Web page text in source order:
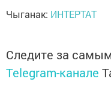
Чыганак: ИНТЕРТАТ
Следите за
Telegram-канале